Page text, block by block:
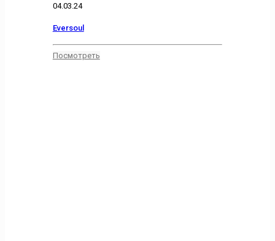
04.03.24
Eversoul
Посмотреть